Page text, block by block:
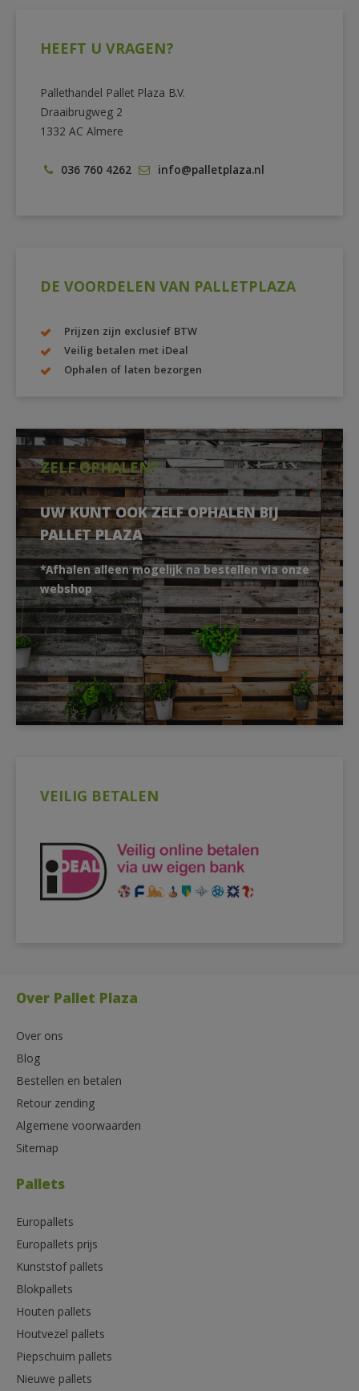
HEEFT U VRAGEN?
Pallethandel Pallet Plaza B.V.
Draaibrugweg 2
1332 AC Almere
036 760 4262 info@palletplaza.nl
DE VOORDELEN VAN PALLETPLAZA
Prijzen zijn exclusief BTW
Veilig betalen met iDeal
Ophalen of laten bezorgen
ZELF OPHALEN?
UW KUNT OOK ZELF OPHALEN BIJ
PALLET PLAZA
*Afhalen alleen mogelijk na bestellen via onze
webshop
VEILIG BETALEN
Over Pallet Plaza
Over ons
Blog
Bestellen en betalen
Retour zending
Algemene voorwaarden
Sitemap
Pallets
Europallets
Europallets prijs
Kunststof pallets
Blokpallets
Houten pallets
Houtvezel pallets
Piepschuim pallets
Nieuwe pallets